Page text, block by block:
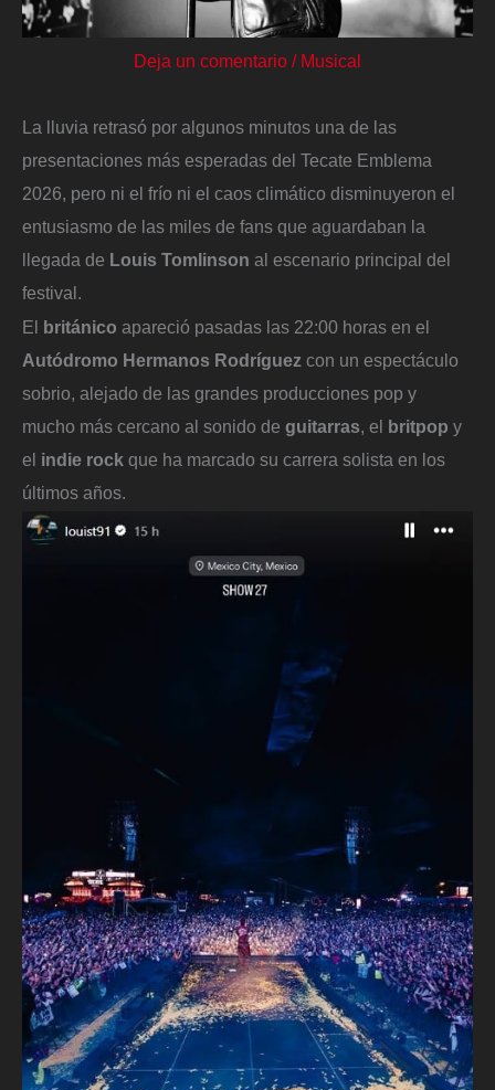
Deja un comentario / Musical
La lluvia retrasó por algunos minutos una de las
presentaciones más esperadas del Tecate Emblema
2026, pero ni el frío ni el caos climático disminuyeron el
entusiasmo de las miles de fans que aguardaban la
llegada de Louis Tomlinson al escenario principal del
festival.
El
británico apareció pasadas las 22:00 horas en el
Autódromo Hermanos Rodríguez con un espectáculo
sobrio, alejado de las grandes producciones pop y
mucho más cercano al sonido de guitarras, el britpop y
el indie rock que ha marcado su carrera solista en los
últimos años.